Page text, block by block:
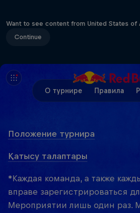
Want to see content from United States of
Continue
О турнире Правила
Положение турнира
Қатысу талаптары
*Каждая команда, а также
вправе зарегистрироваться
Мероприятии лишь один раз.